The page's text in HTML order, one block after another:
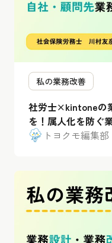
私の業務改善
社労士×kintoneの
を！属人化を防ぐ
トヨクモ編集部